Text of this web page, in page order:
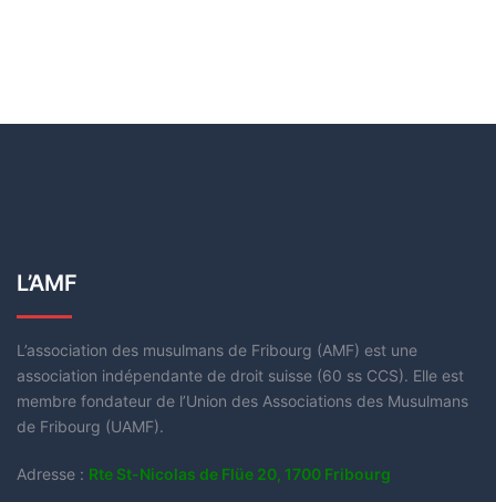
L’AMF
L’association des musulmans de Fribourg (AMF) est une
association indépendante de droit suisse (60 ss CCS). Elle est
membre fondateur de l’Union des Associations des Musulmans
de Fribourg (UAMF).
Adresse : Rte St-Nicolas de Flüe 20, 1700 Fribourg